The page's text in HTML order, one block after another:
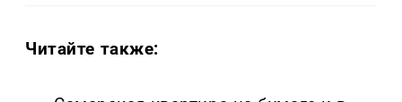
Читайте также: